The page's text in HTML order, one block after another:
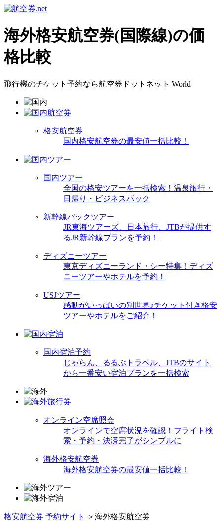
海外格安航空券(国際線)の価
格比較
飛行機のチケット予約なら航空券ドットネット World
格安航空券
国内格安航空券の最安値一括比較！
国内ツアー
全国の格安ツアーを一括検索！温泉旅行・
日帰り・ビジネスパック
新幹線パックツアー
JR東海ツアーズ、日本旅行、JTBが提供す
るJR新幹線プランを予約！
ディズニーツアー
東京ディズニーランド・シー特集！ディズ
ニーツアーやホテルを予約！
USJツアー
感動がいっぱいの別世界♪チケット付き格安
ツアーやホテルをご紹介！
国内宿泊予約
じゃらん、るるぶトラベル、JTBのサイト
から一番安い宿泊プランを一括検索
オンライン空席照会
オンラインで空席状況を確認！フライト検
索・予約・決済完了がシンプルに
海外格安航空券
海外格安航空券の最安値一括比較！
格安航空券 予約サイト ＞ 海外格安航空券